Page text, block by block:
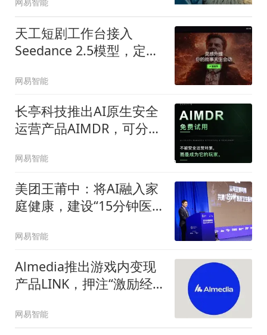
天工短剧工作台接入
Seedance 2.5模型，定价
网易智能
长亭科技推出AI原生安全
运营产品AIMDR，可分钟
网易智能
美团王莆中：将AI融入家
庭健康，建设“15分钟医
网易智能
Almedia推出游戏内变现
产品LINK，押注“激励经
网易智能